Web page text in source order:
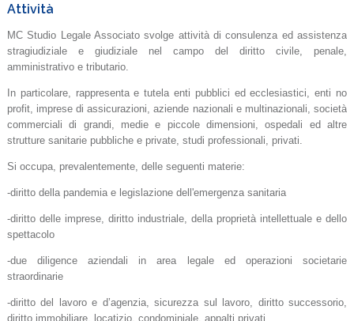
Attività
MC Studio Legale Associato svolge attività di consulenza ed assistenza
stragiudiziale e giudiziale nel campo del diritto civile, penale,
amministrativo e tributario.
In particolare, rappresenta e tutela enti pubblici ed ecclesiastici, enti no
profit, imprese di assicurazioni, aziende nazionali e multinazionali, società
commerciali di grandi, medie e piccole dimensioni,ospedali ed altre
strutture sanitarie pubbliche e private, studi professionali, privati.
Si occupa, prevalentemente, delle seguenti materie:
-diritto della pandemia e legislazione dell'emergenza sanitaria
-diritto delle imprese, diritto industriale,della proprietà intellettuale e dello
spettacolo
-due diligence aziendali in area legale ed operazioni societarie
straordinarie
-diritto del lavoro e d’agenzia, sicurezza sul lavoro, diritto successorio,
diritto immobiliare, locatizio, condominiale, appalti privati